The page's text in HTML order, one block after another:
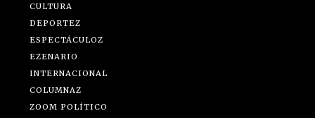
CULTURA
DEPORTEZ
ESPECTÁCULOZ
EZENARIO
INTERNACIONAL
COLUMNAZ
ZOOM POLÍTICO